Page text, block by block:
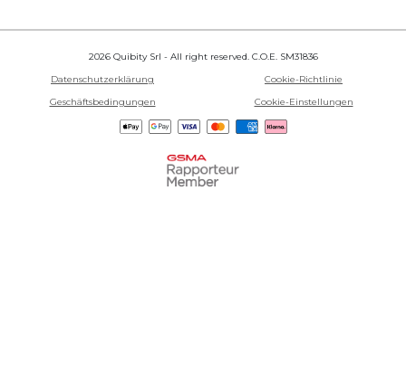
2026 Quibity Srl - All right reserved. C.O.E. SM31836
Datenschutzerklärung
Cookie-Richtlinie
Geschäftsbedingungen
Cookie-Einstellungen